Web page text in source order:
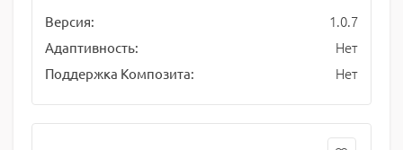
Версия: 1.0.7
Адаптивность: Нет
Поддержка Композита: Нет